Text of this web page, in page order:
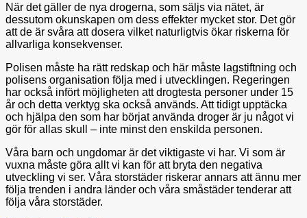
När det gäller de nya drogerna, som säljs via nätet, är
dessutom okunskapen om dess effekter mycket stor. Det gör
att de är svåra att dosera vilket naturligtvis ökar riskerna för
allvarliga konsekvenser.
Polisen måste ha rätt redskap och här måste lagstiftning och
polisens organisation följa med i utvecklingen. Regeringen
har också infört möjligheten att drogtesta personer under 15
år och detta verktyg ska också används. Att tidigt upptäcka
och hjälpa den som har börjat använda droger är ju något vi
gör för allas skull – inte minst den enskilda personen.
Våra barn och ungdomar är det viktigaste vi har. Vi som är
vuxna måste göra allt vi kan för att bryta den negativa
utveckling vi ser. Våra storstäder riskerar annars att ännu mer
följa trenden i andra länder och våra småstäder tenderar att
följa våra storstäder.